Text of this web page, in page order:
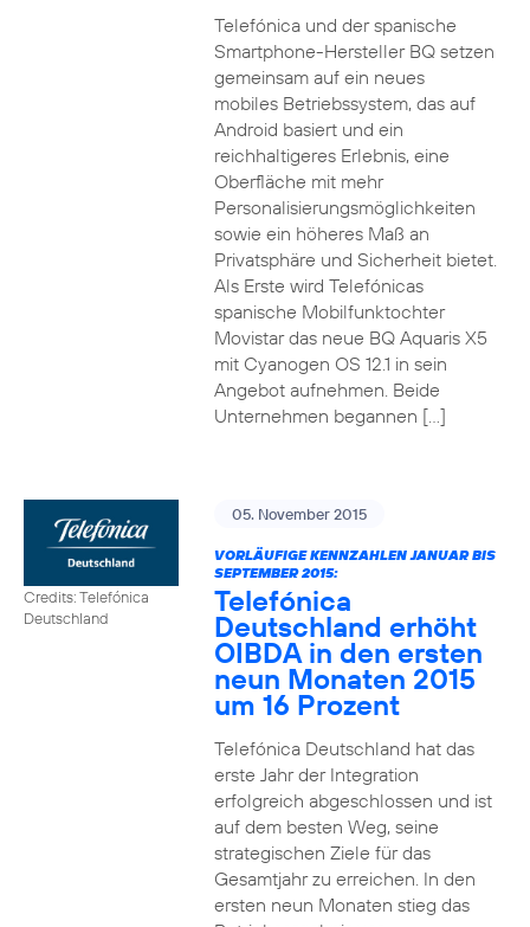
Telefónica und der spanische
Smartphone-Hersteller BQ setzen
gemeinsam auf ein neues
mobiles Betriebssystem, das auf
Android basiert und ein
reichhaltigeres Erlebnis, eine
Oberfläche mit mehr
Personalisierungsmöglichkeiten
sowie ein höheres Maß an
Privatsphäre und Sicherheit bietet.
Als Erste wird Telefónicas
spanische Mobilfunktochter
Movistar das neue BQ Aquaris X5
mit Cyanogen OS 12.1 in sein
Angebot aufnehmen. Beide
Unternehmen begannen […]
Credits: Telefónica
Deutschland
05. November 2015
VORLÄUFIGE KENNZAHLEN JANUAR BIS
SEPTEMBER 2015:
Telefónica
Deutschland erhöht
OIBDA in den ersten
neun Monaten 2015
um 16 Prozent
Telefónica Deutschland hat das
erste Jahr der Integration
erfolgreich abgeschlossen und ist
auf dem besten Weg, seine
strategischen Ziele für das
Gesamtjahr zu erreichen. In den
ersten neun Monaten stieg das